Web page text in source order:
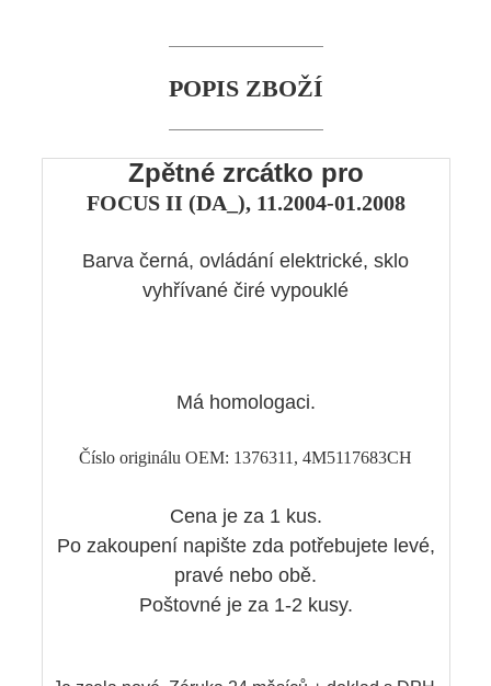
POPIS ZBOŽÍ
Zpětné zrcátko pro
FOCUS II (DA_), 11.2004-01.2008
Barva černá, ovládání elektrické, sklo
vyhřívané čiré vypouklé
Má homologaci.
Číslo originálu OEM: 1376311, 4M5117683CH
Cena je za 1 kus.
Po zakoupení napište zda potřebujete levé,
pravé nebo obě.
Poštovné je za 1-2 kusy.